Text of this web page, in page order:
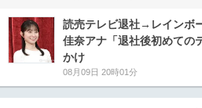
読売テレビ退社→レインボ
佳奈アナ「退社後初めての
かけ
08月09日 20時01分